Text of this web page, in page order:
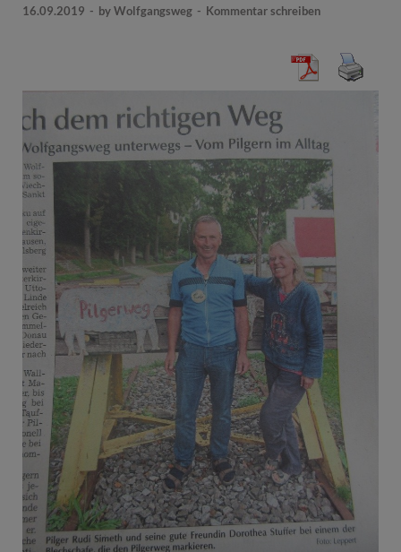
16.09.2019 - byWolfgangsweg - Kommentar schreiben